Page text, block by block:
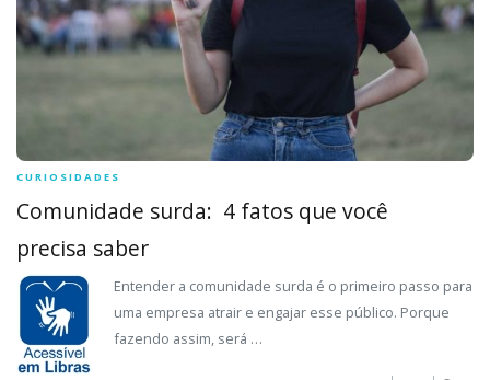
CURIOSIDADES
Comunidade surda: 4 fatos que você
precisa saber
Entender a comunidade surda é o primeiro passo para
uma empresa atrair e engajar esse público. Porque
fazendo assim, será …